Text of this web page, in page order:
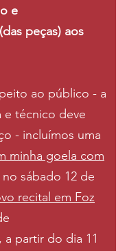
e
peças) aos
ao público - a
técnico deve
- incluímos uma
minha goela com
no sábado 12 de
recital em Foz
partir do dia 11